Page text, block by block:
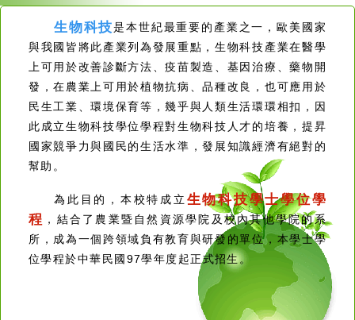
生物科技是本世紀最重要的產業之一，歐美國家
與我國皆將此產業列為發展重點，生物科技產業在醫學
上可用於改善診斷方法、疫苗製造、基因治療、藥物開
發，在農業上可用於植物抗病、品種改良，也可應用於
民生工業、環境保育等，幾乎與人類生活環環相扣，因
此成立生物科技學位學程對生物科技人才的培養，提昇
國家競爭力與國民的生活水準，發展知識經濟有絕對的
幫助。
為此目的，本校特成立 生物科技學士學位學
程 ，結合了農業暨自然資源學院及校內其他學院的系
所，成為一個跨領域負有教育與研發的單位，本學士學
位學程於中華民國97學年度起正式招生。